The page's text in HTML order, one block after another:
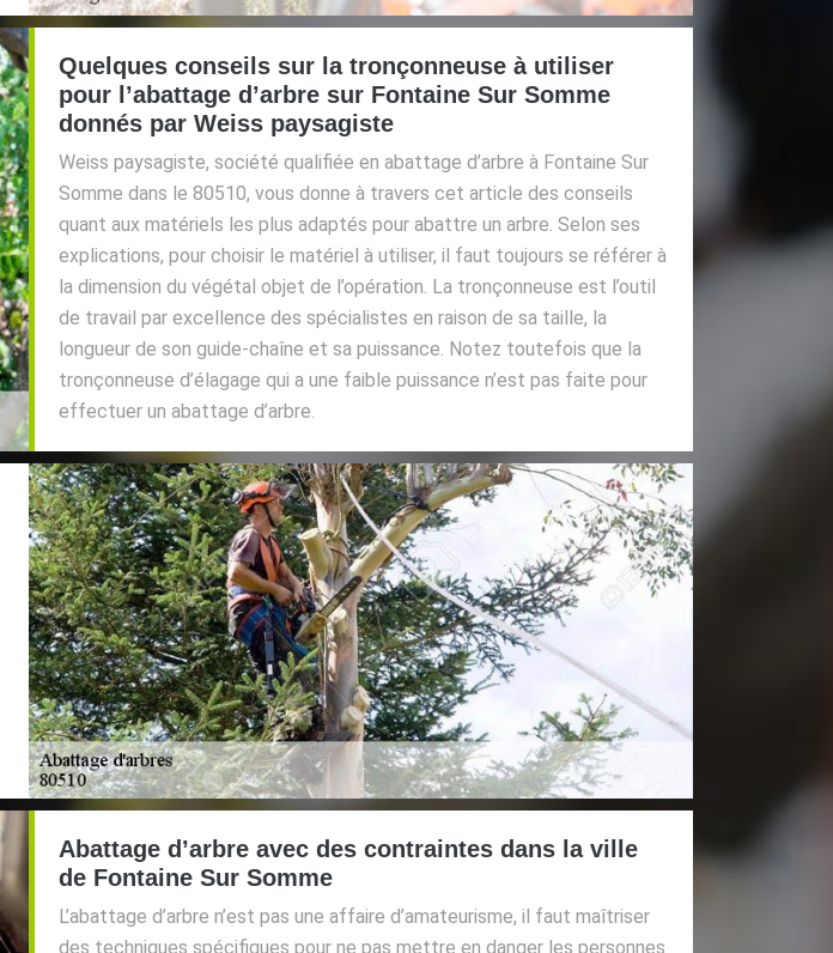
Quelques conseils sur la tronçonneuse à utiliser
pour l’abattage d’arbre sur Fontaine Sur Somme
donnés par Weiss paysagiste
Weiss paysagiste, société qualifiée en abattage d’arbre à Fontaine Sur
Somme dans le 80510, vous donne à travers cet article des conseils
quant aux matériels les plus adaptés pour abattre un arbre. Selon ses
explications, pour choisir le matériel à utiliser, il faut toujours se référer à
la dimension du végétal objet de l’opération. La tronçonneuse est l’outil
de travail par excellence des spécialistes en raison de sa taille, la
longueur de son guide-chaîne et sa puissance. Notez toutefois que la
tronçonneuse d’élagage qui a une faible puissance n’est pas faite pour
effectuer un abattage d’arbre.
Abattage d’arbre avec des contraintes dans la ville
de Fontaine Sur Somme
L’abattage d’arbre n’est pas une affaire d’amateurisme, il faut maîtriser
des techniques spécifiques pour ne pas mettre en danger les personnes